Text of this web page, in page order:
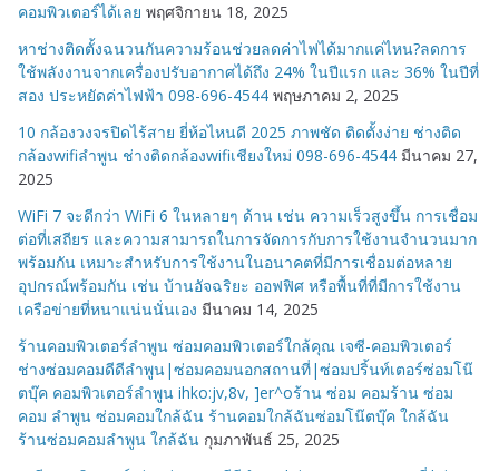
คอมพิวเตอร์ได้เลย พฤศจิกายน 18, 2025
หาช่างติดตั้งฉนวนกันความร้อนช่วยลดค่าไฟได้มากแค่ไหน?ลดการ
ใช้พลังงานจากเครื่องปรับอากาศได้ถึง 24% ในปีแรก และ 36% ในปีที่
สอง ประหยัดค่าไฟฟ้า 098-696-4544 พฤษภาคม 2, 2025
10 กล้องวงจรปิดไร้สาย ยี่ห้อไหนดี 2025 ภาพชัด ติดตั้งง่าย ช่างติด
กล้องwifiลำพูน ช่างติดกล้องwifiเชียงใหม่ 098-696-4544 มีนาคม 27,
2025
WiFi 7 จะดีกว่า WiFi 6 ในหลายๆ ด้าน เช่น ความเร็วสูงขึ้น การเชื่อม
ต่อที่เสถียร และความสามารถในการจัดการกับการใช้งานจำนวนมาก
พร้อมกัน เหมาะสำหรับการใช้งานในอนาคตที่มีการเชื่อมต่อหลาย
อุปกรณ์พร้อมกัน เช่น บ้านอัจฉริยะ ออฟฟิศ หรือพื้นที่ที่มีการใช้งาน
เครือข่ายที่หนาแน่นนั่นเอง มีนาคม 14, 2025
ร้านคอมพิวเตอร์ลำพูน ซ่อมคอมพิวเตอร์ใกล้คุณ เจซี-คอมพิวเตอร์
ช่างซ่อมคอมดีดีลำพูน|ซ่อมคอมนอกสถานที่|ซ่อมปริ้นท์เตอร์ซ่อมโน๊
ตบุ๊ค คอมพิวเตอร์ลำพูน ihko:jv,8v, ]er^oร้าน ซ่อม คอมร้าน ซ่อม
คอม ลำพูน ซ่อมคอมใกล้ฉัน ร้านคอมใกล้ฉันซ่อมโน๊ตบุ๊ค ใกล้ฉัน
ร้านซ่อมคอมลำพูน ใกล้ฉัน กุมภาพันธ์ 25, 2025